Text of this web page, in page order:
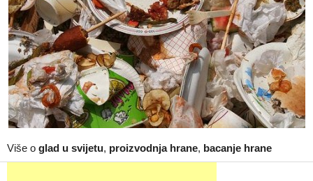
Više o glad u svijetu, proizvodnja hrane, bacanje hrane